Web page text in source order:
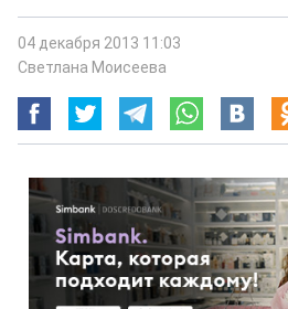
04 декабря 2013 11:03
Светлана Моисеева